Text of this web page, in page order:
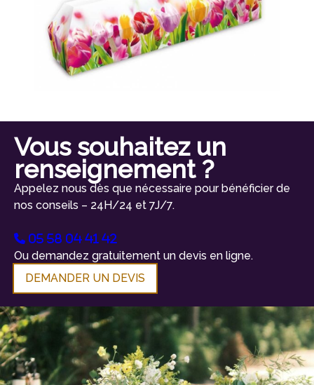
Vous souhaitez un
renseignement ?
Appelez nous dès que nécessaire pour bénéficier de
nos conseils – 24H/24 et 7J/7.
05 58 04 41 42
Ou demandez gratuitement un devis en ligne.
DEMANDER UN DEVIS